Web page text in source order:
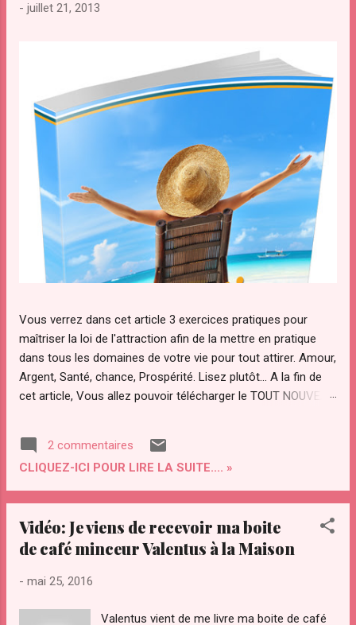
- juillet 21, 2013
Vous verrez dans cet article 3 exercices pratiques pour
maîtriser la loi de l'attraction afin de la mettre en pratique
dans tous les domaines de votre vie pour tout attirer. Amour,
Argent, Santé, chance, Prospérité. Lisez plutôt... A la fin de
cet article, Vous allez pouvoir télécharger le TOUT NOUVEAU
pouvoir d'attraction afin d'attirer Instantanément TOUT ce
que Vous diésiez dans votre vie. Qu’est ce que "le secret"
de la loi de l’attraction et pourquoi ce regain d’intérêt pour
cette loi ? La loi de l’attraction a de plus en plus d’adeptes.
transmis par les sages à travers les âges. Le secret a été
convoité depuis la nuit des temps par des personnes
l’univers. On l’a ardemment convoité, volé même. Il a été
compris par certains savants dont Gali...
2 commentaires
CLIQUEZ-ICI POUR LIRE LA SUITE.... »
Vidéo: Je viens de recevoir ma boite
de café minceur Valentus à la Maison
- mai 25, 2016
Valentus vient de me livre ma boite de café